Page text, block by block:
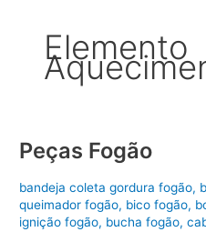
Elemento
Peças Fogão
bandeja coleta gordura fogão,
queimador fogão, bico fogão,
ignição fogão, bucha fogão,